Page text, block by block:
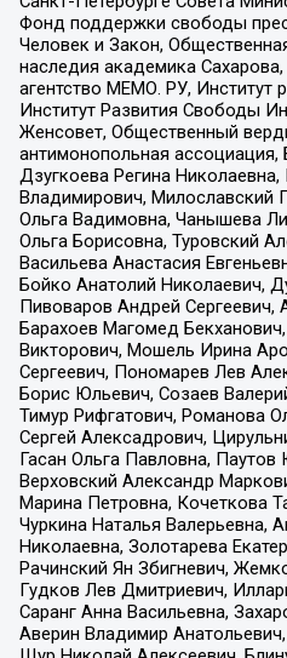
Фонд поддержки свободы
Человек и Закон,
наследия академика
агентство МЕМО. РУ, Институт
Институт Развития Свободы
Женсовет, Общественный
антимонопольная
Дзугкоева Регина Николаевна,
Владимирович,
Ольга Вадимовна, Чанышева
Ольга Борисовна, Туровский
Васильева Анастасия
Бойко Анатолий Николаевич,
Пивоваров Андрей Сергеевич,
Барахоев Магомед
Викторович, Мошель Ирина
Сергеевич, Пономарев Лев
Борис Юльевич, Созаев
Тимур Рифгатович, Романова
Сергей Алексадрович,
Гасан Ольга Павловна, Паутов
Верховский Александр
Марина Петровна, Кочеткова
Чуркина Наталья Валерьевна,
Николаевна, Золотарева
Рачинский Ян Збигневич,
Гудков Лев Дмитриевич,
Саранг Анна Васильевна,
Аверин Владимир